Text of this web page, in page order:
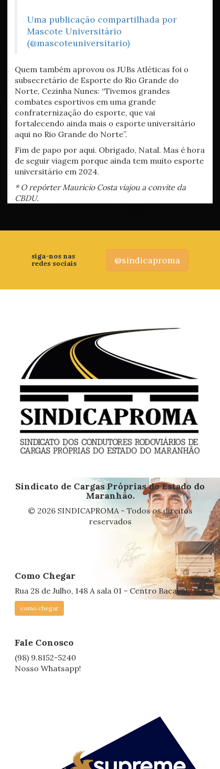
Uma publicação compartilhada por
Mascote Universitário
(@mascoteuniversitario)
Quem também aprovou os JUBs Atléticas foi o
subsecretário de Esporte do Rio Grande do
Norte, Cezinha Nunes: “Tivemos grandes
combates esportivos em uma grande
confraternização do esporte, que vai
fortalecendo ainda mais o esporte universitário
aqui no Rio Grande do Norte”.
Fim de papo por aqui. Obrigado, Natal. Mas é hora
de seguir viagem porque ainda tem muito esporte
universitário em 2024.
* O repórter Mauricio Costa viajou a convite da
CBDU.
siga-nos nas
redes sociais
@sindicaproma
Sindicato de Cargas Próprias do Estado do
Maranhão.
© 2026 SINDICAPROMA - Todos os direitos
reservados
Como Chegar
Rua 28 de Julho, 148 A sala 01 - Centro Bacabal/MA
como chegar
Fale Conosco
(98) 9.8152-5240
Nosso Whatsapp!